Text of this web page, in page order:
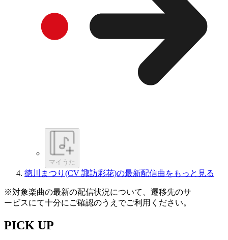
マイうた
徳川まつり(CV 諏訪彩花)の最新配信曲をもっと見る
※対象楽曲の最新の配信状況について、遷移先のサ
ービスにて十分にご確認のうえでご利用ください。
PICK UP